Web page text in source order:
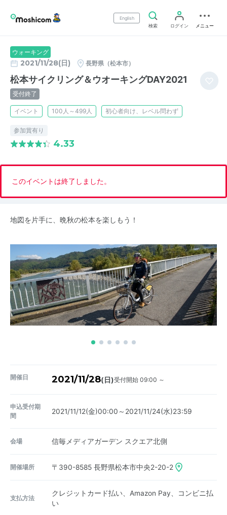
English
検索
ログイン メニュー
ウォーキング
2021/11/28(日) 長野県（松本市）
松本サイクリング＆ウオーキングDAY2021
受付終了
イベント 100人～499人 初心者向け、レベル問わず
参加賞有り
4.33
このイベントは終了しました。
地図を片手に、晩秋の松本を楽しもう！
開催日 2021/11/28(日)受付開始 09:00 ～
申込受付期
間
2021/11/12(金)00:00～2021/11/24(水)23:59
会場 信毎メディアガーデン スクエア北側
開催場所 〒390-8585 長野県松本市中央2-20-2
支払方法
クレジットカード払い、Amazon Pay、コンビニ払
い